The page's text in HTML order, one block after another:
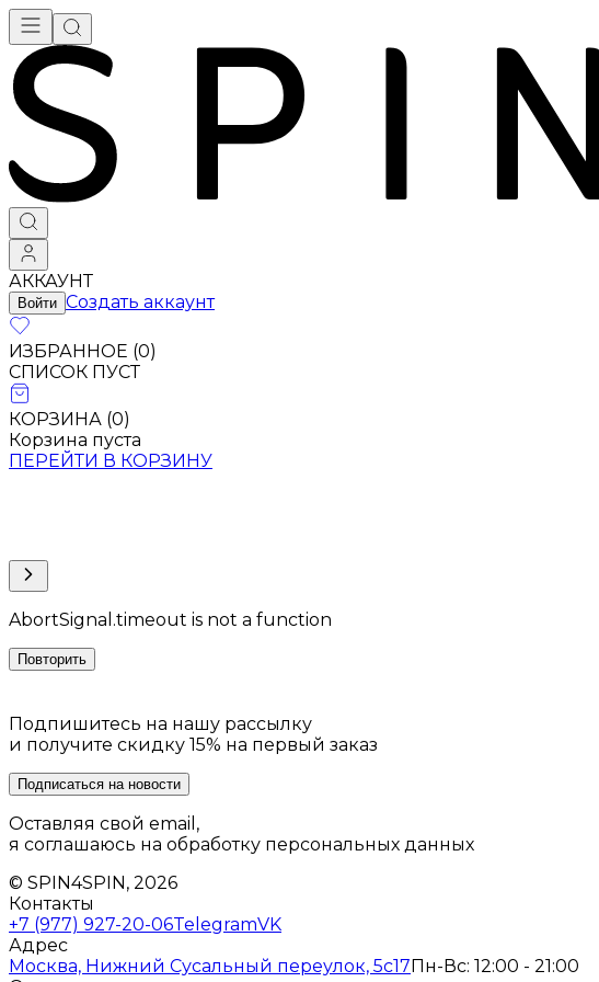
АККАУНТ
Войти Создать аккаунт
ИЗБРАННОЕ (0)
СПИСОК ПУСТ
КОРЗИНА (0)
Корзина пуста
ПЕРЕЙТИ В КОРЗИНУ
AbortSignal.timeout is not a function
Повторить
Подпишитесь на нашу рассылку
и получите скидку 15% на первый заказ
Подписаться на новости
Оставляя свой email,
я соглашаюсь на обработку персональных данных
© SPIN4SPIN, 2026
Контакты
+7 (977) 927-20-06TelegramVK
Адрес
Москва, Нижний Сусальный переулок, 5с17 Пн-Вс: 12:00 - 21:00